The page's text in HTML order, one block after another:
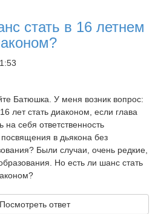
стать в 16 летнем
Батюшка. У меня возник вопрос:
лет стать диаконом, если глава
на себя ответственность
в дьякона без
Были случаи, очень редкие,
Но есть ли шанс стать
Посмотреть ответ